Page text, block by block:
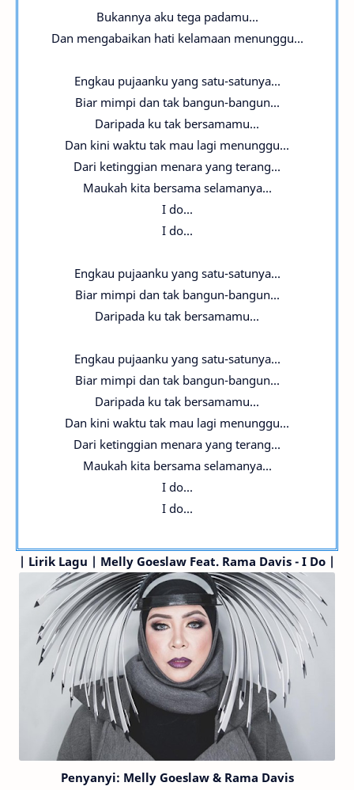
Bukannya aku tega padamu...
Dan mengabaikan hati kelamaan menunggu...
Engkau pujaanku yang satu-satunya...
Biar mimpi dan tak bangun-bangun...
Daripada ku tak bersamamu...
Dan kini waktu tak mau lagi menunggu...
Dari ketinggian menara yang terang...
Maukah kita bersama selamanya...
I do...
I do...
Engkau pujaanku yang satu-satunya...
Biar mimpi dan tak bangun-bangun...
Daripada ku tak bersamamu...
Engkau pujaanku yang satu-satunya...
Biar mimpi dan tak bangun-bangun...
Daripada ku tak bersamamu...
Dan kini waktu tak mau lagi menunggu...
Dari ketinggian menara yang terang...
Maukah kita bersama selamanya...
I do...
I do...
| Lirik Lagu | Melly Goeslaw Feat. Rama Davis - I Do |
Penyanyi: Melly Goeslaw & Rama Davis